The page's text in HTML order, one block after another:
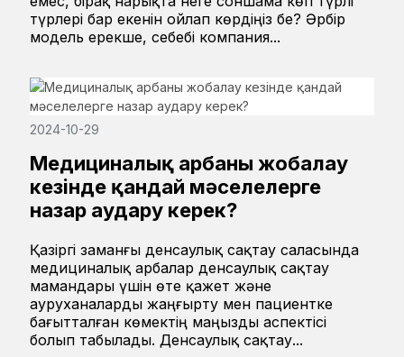
түрлері бар екенін ойлап көрдіңіз бе? Әрбір
модель ерекше, себебі компания...
2024-10-29
Медициналық арбаны жобалау
кезінде қандай мәселелерге
назар аудару керек?
Қазіргі заманғы денсаулық сақтау саласында
медициналық арбалар денсаулық сақтау
мамандары үшін өте қажет және
ауруханаларды жаңғырту мен пациентке
бағытталған көмектің маңызды аспектісі
болып табылады. Денсаулық сақтау...